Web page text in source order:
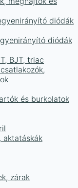
diódák
diódák
BJT, triac
és burkolatok
aktatáskák
zárak